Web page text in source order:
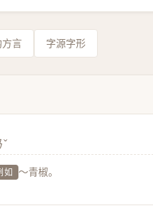
言 字源字形
如 ～青椒。